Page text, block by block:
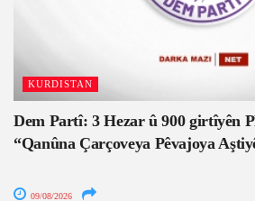
KURDISTAN
Dem Partî: 3 Hezar û 900 girtîyên
“Qanûna Çarçoveya Pêvajoya
09/08/2026